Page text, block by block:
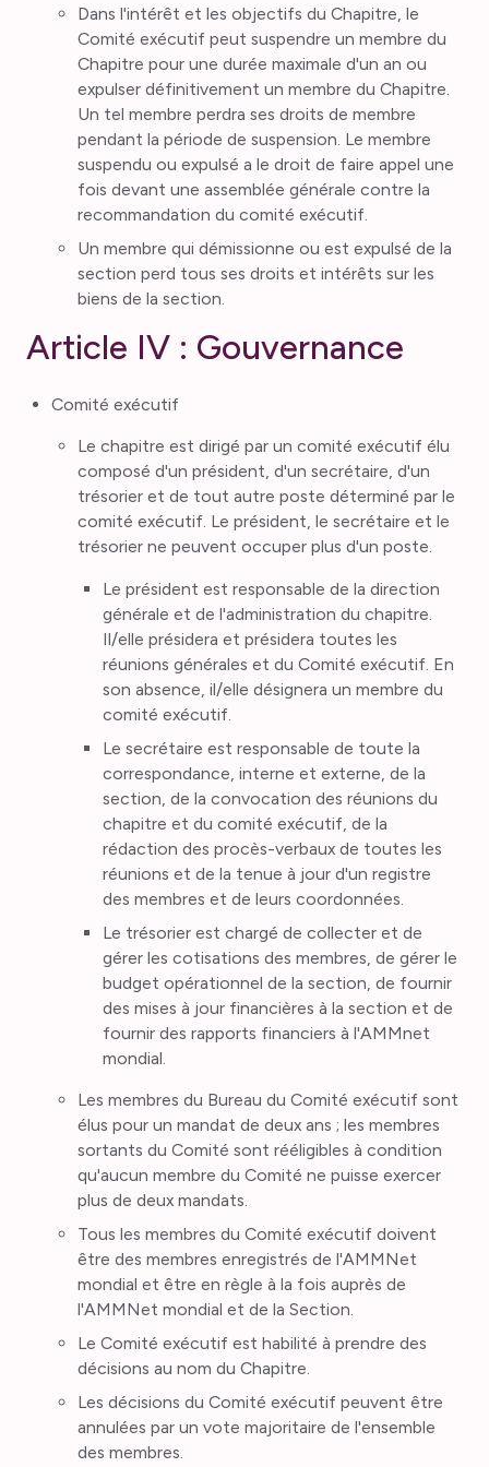
Dans l'intérêt et les objectifs du Chapitre, le
Comité exécutif peut suspendre un membre du
Chapitre pour une durée maximale d'un an ou
expulser définitivement un membre du Chapitre.
Un tel membre perdra ses droits de membre
pendant la période de suspension. Le membre
suspendu ou expulsé a le droit de faire appel une
fois devant une assemblée générale contre la
recommandation du comité exécutif.
Un membre qui démissionne ou est expulsé de la
section perd tous ses droits et intérêts sur les
biens de la section.
Article IV : Gouvernance
Comité exécutif
Le chapitre est dirigé par un comité exécutif élu
composé d'un président, d'un secrétaire, d'un
trésorier et de tout autre poste déterminé par le
comité exécutif. Le président, le secrétaire et le
trésorier ne peuvent occuper plus d'un poste.
Le président est responsable de la direction
générale et de l'administration du chapitre.
Il/elle présidera et présidera toutes les
réunions générales et du Comité exécutif. En
son absence, il/elle désignera un membre du
comité exécutif.
Le secrétaire est responsable de toute la
correspondance, interne et externe, de la
section, de la convocation des réunions du
chapitre et du comité exécutif, de la
rédaction des procès-verbaux de toutes les
réunions et de la tenue à jour d'un registre
des membres et de leurs coordonnées.
Le trésorier est chargé de collecter et de
gérer les cotisations des membres, de gérer le
budget opérationnel de la section, de fournir
des mises à jour financières à la section et de
fournir des rapports financiers à l'AMMnet
mondial.
Les membres du Bureau du Comité exécutif sont
élus pour un mandat de deux ans ; les membres
sortants du Comité sont rééligibles à condition
qu'aucun membre du Comité ne puisse exercer
plus de deux mandats.
Tous les membres du Comité exécutif doivent
être des membres enregistrés de l'AMMNet
mondial et être en règle à la fois auprès de
l'AMMNet mondial et de la Section.
Le Comité exécutif est habilité à prendre des
décisions au nom du Chapitre.
Les décisions du Comité exécutif peuvent être
annulées par un vote majoritaire de l'ensemble
des membres.